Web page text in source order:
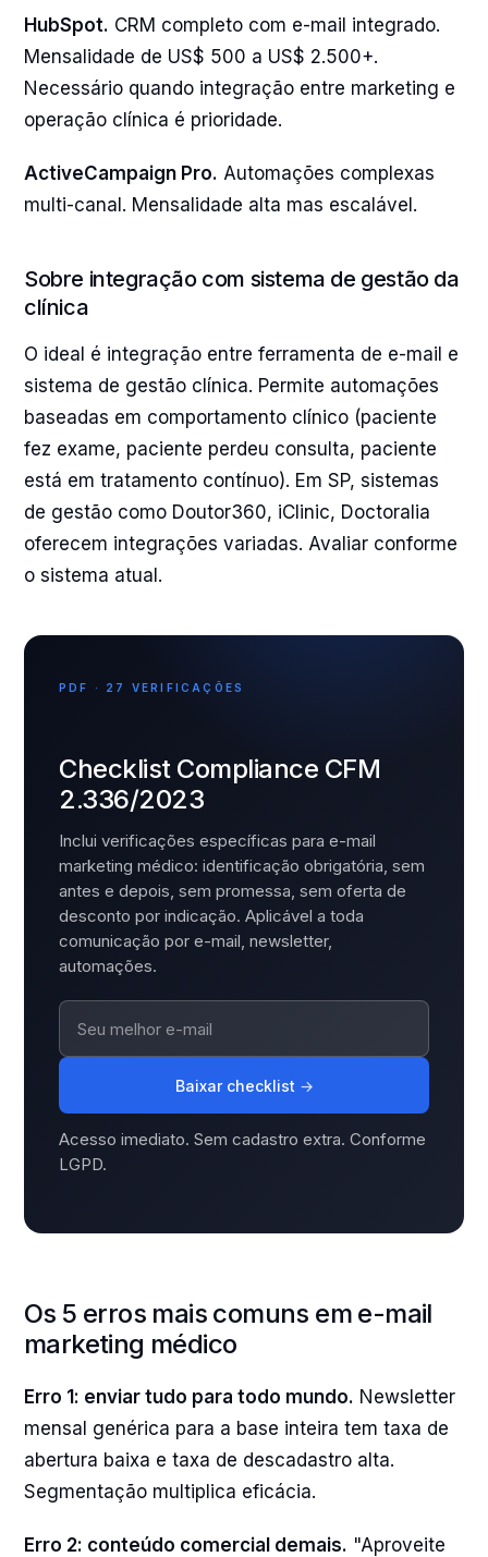
HubSpot. CRM completo com e-mail integrado.
Mensalidade de US$ 500 a US$ 2.500+.
Necessário quando integração entre marketing e
operação clínica é prioridade.
ActiveCampaign Pro. Automações complexas
multi-canal. Mensalidade alta mas escalável.
Sobre integração com sistema de gestão da
clínica
O ideal é integração entre ferramenta de e-mail e
sistema de gestão clínica. Permite automações
baseadas em comportamento clínico (paciente
fez exame, paciente perdeu consulta, paciente
está em tratamento contínuo). Em SP, sistemas
de gestão como Doutor360, iClinic, Doctoralia
oferecem integrações variadas. Avaliar conforme
o sistema atual.
PDF · 27 VERIFICAÇÕES
Checklist Compliance CFM
2.336/2023
Inclui verificações específicas para e-mail
marketing médico: identificação obrigatória, sem
antes e depois, sem promessa, sem oferta de
desconto por indicação. Aplicável a toda
comunicação por e-mail, newsletter,
automações.
Baixar checklist →
Acesso imediato. Sem cadastro extra. Conforme
LGPD.
Os 5 erros mais comuns em e-mail
marketing médico
Erro 1: enviar tudo para todo mundo. Newsletter
mensal genérica para a base inteira tem taxa de
abertura baixa e taxa de descadastro alta.
Segmentação multiplica eficácia.
Erro 2: conteúdo comercial demais. "Aproveite